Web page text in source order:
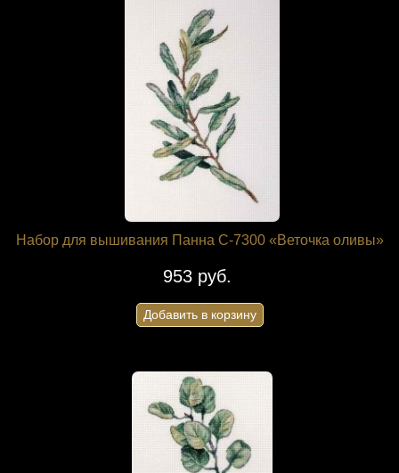
Набор для вышивания Панна C-7300 «Веточка оливы»
953 руб.
Добавить в корзину